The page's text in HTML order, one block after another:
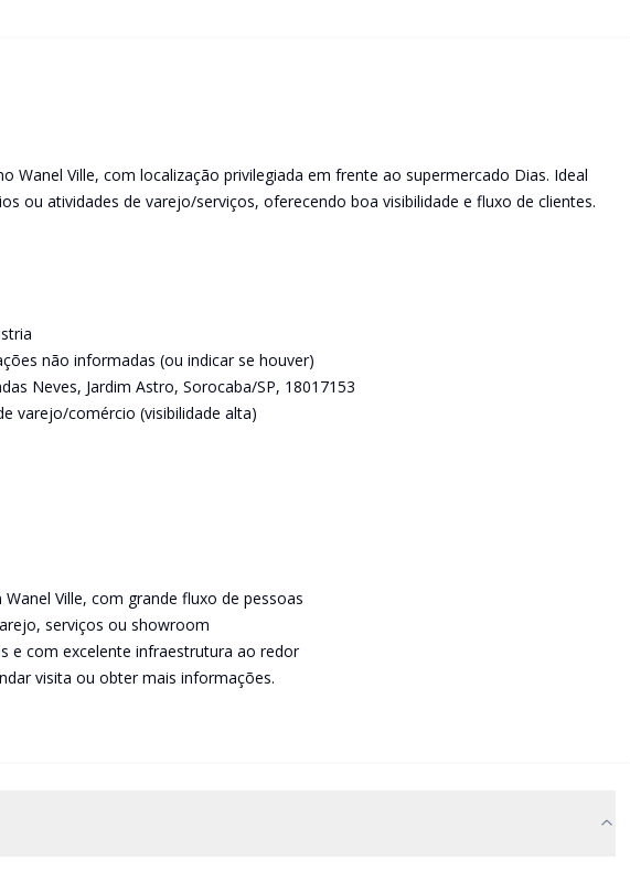
Wanel Ville, com localização privilegiada em frente ao supermercado Dias. Ideal
ou atividades de varejo/serviços, oferecendo boa visibilidade e fluxo de clientes.
não informadas (ou indicar se houver)
Neves, Jardim Astro, Sorocaba/SP, 18017153
varejo/comércio (visibilidade alta)
Ville, com grande fluxo de pessoas
serviços ou showroom
e com excelente infraestrutura ao redor
visita ou obter mais informações.